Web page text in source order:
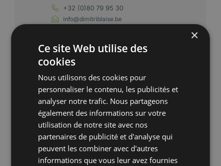
+32 (0)80 79 95 30
info@dimitriblaise.be
×
Ce site Web utilise des
cookies
Nous utilisons des cookies pour
personnaliser le contenu, les publicités et
analyser notre trafic. Nous partageons
également des informations sur votre
utilisation de notre site avec nos
partenaires de publicité et d'analyse qui
peuvent les combiner avec d'autres
informations que vous leur avez fournies